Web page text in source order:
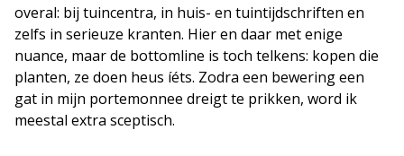
overal: bij tuincentra, in huis- en tuintijdschriften en
zelfs in serieuze kranten. Hier en daar met enige
nuance, maar de bottomline is toch telkens: kopen die
planten, ze doen heus íéts. Zodra een bewering een
gat in mijn portemonnee dreigt te prikken, word ik
meestal extra sceptisch.